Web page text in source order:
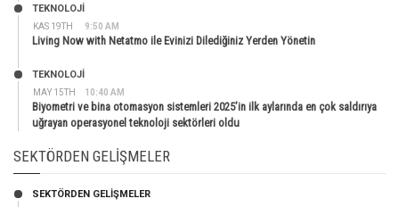
KAS 19TH 9:50 AM
TEKNOLOJİ
Living Now with Netatmo ile Evinizi Dilediğiniz Yerden Yönetin
MAY 15TH 10:40 AM
TEKNOLOJİ
Biyometri ve bina otomasyon sistemleri 2025’in ilk aylarında en çok saldırıya
uğrayan operasyonel teknoloji sektörleri oldu
SEKTÖRDEN GELIŞMELER
SEKTÖRDEN GELIŞMELER